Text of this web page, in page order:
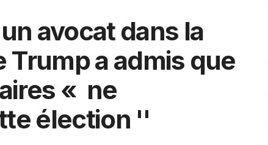
avocat dans la
a admis que
« ne
élection ''